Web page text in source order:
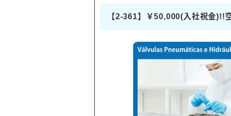
【2-361】￥50,000(入社祝金)!!